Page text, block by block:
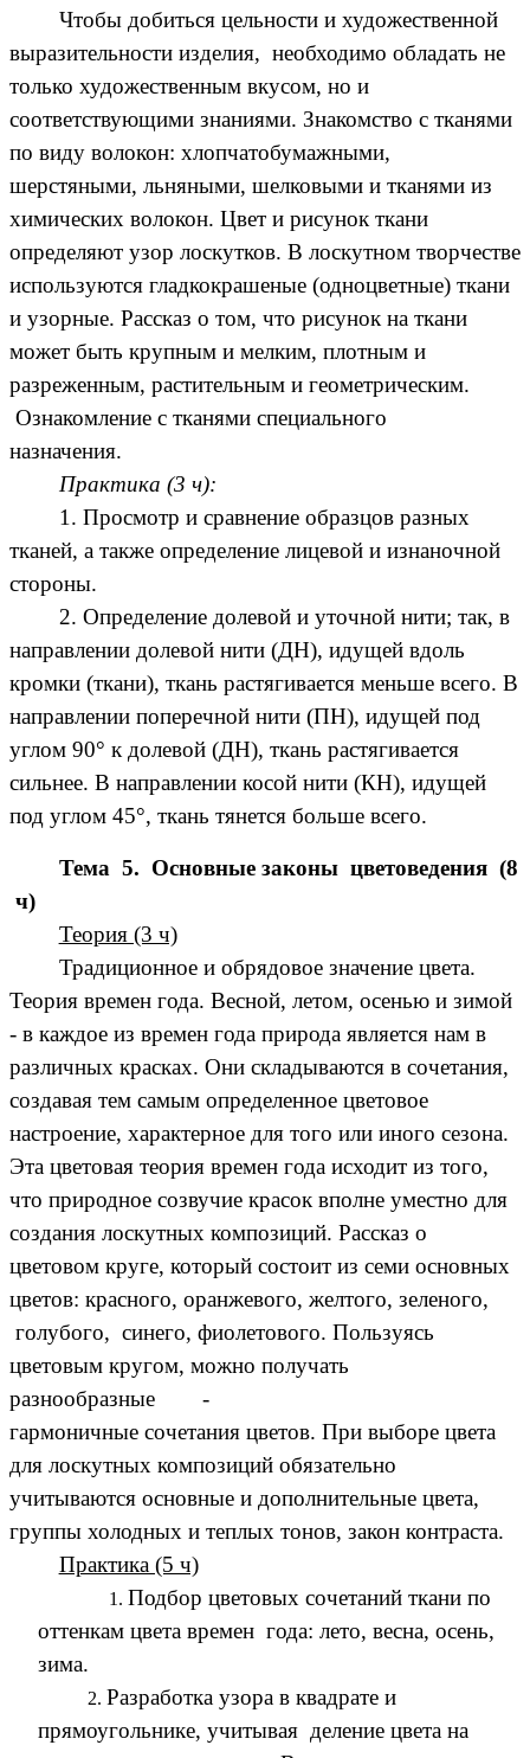
Чтобы добиться цельности и художественной
выразительности изделия, необходимо обладать не
только художественным вкусом, но и
соответствующими знаниями. Знакомство с тканями
по виду волокон: хлопчатобумажными,
шерстяными, льняными, шелковыми и тканями из
химических волокон. Цвет и рисунок ткани
определяют узор лоскутков. В лоскутном творчестве
используются гладкокрашеные (одноцветные) ткани
и узорные. Рассказ о том, что рисунок на ткани
может быть крупным и мелким, плотным и
разреженным, растительным и геометрическим.
Ознакомление с тканями специального
назначения.
Практика (3 ч):
1. Просмотр и сравнение образцов разных
тканей, а также определение лицевой и изнаночной
стороны.
2. Определение долевой и уточной нити; так, в
направлении долевой нити (ДН), идущей вдоль
кромки (ткани), ткань растягивается меньше всего. В
направлении поперечной нити (ПН), идущей под
углом 90° к долевой (ДН), ткань растягивается
сильнее. В направлении косой нити (КН), идущей
под углом 45°, ткань тянется больше всего.
Тема 5. Основные законы цветоведения (8
ч)
Теория (3 ч)
Традиционное и обрядовое значение цвета.
Теория времен года. Весной, летом, осенью и зимой
- в каждое из времен года природа является нам в
различных красках. Они складываются в сочетания,
создавая тем самым определенное цветовое
настроение, характерное для того или иного сезона.
Эта цветовая теория времен года исходит из того,
что природное созвучие красок вполне уместно для
создания лоскутных композиций. Рассказ о
цветовом круге, который состоит из семи основных
цветов: красного, оранжевого, желтого, зеленого,
голубого, синего, фиолетового. Пользуясь
цветовым кругом, можно получать
разнообразные -
гармоничные сочетания цветов. При выборе цвета
для лоскутных композиций обязательно
учитываются основные и дополнительные цвета,
группы холодных и теплых тонов, закон контраста.
Практика (5 ч)
Подбор цветовых сочетаний ткани по
оттенкам цвета времен года: лето, весна, осень,
зима.
Разработка узора в квадрате и
прямоугольнике, учитывая деление цвета на